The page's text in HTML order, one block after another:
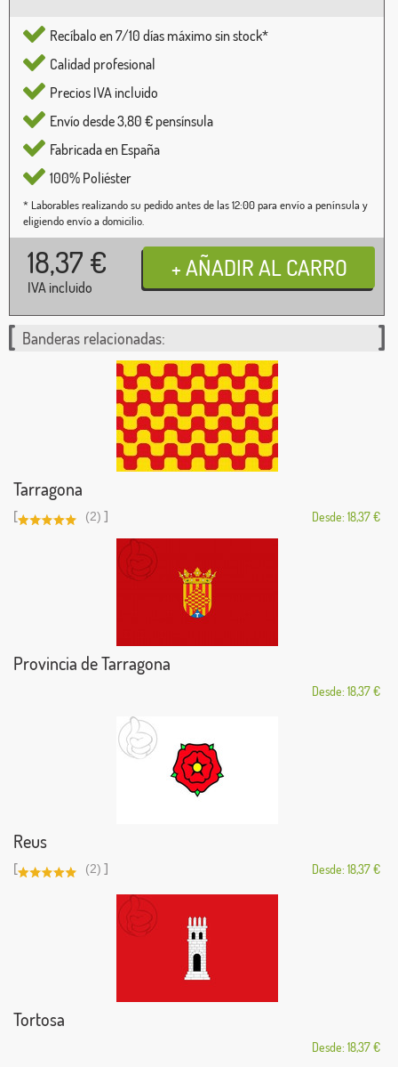
Recíbalo en 7/10 días máximo sin stock*
Calidad profesional
Precios IVA incluido
Envío desde 3,80 € pensínsula
Fabricada en España
100% Poliéster
* Laborables realizando su pedido antes de las 12:00 para envío a península y
eligiendo envío a domicilio.
18,37 €
IVA incluido
Banderas relacionadas:
Tarragona
[ (2) ] Desde: 18,37 €
Provincia de Tarragona
Desde: 18,37 €
Reus
[ (2) ] Desde: 18,37 €
Tortosa
Desde: 18,37 €